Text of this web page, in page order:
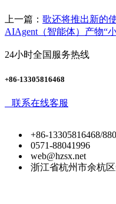
上一篇： 歌还将推出新的
AIAgent（智能体）产物“
24小时全国服务热线
+86-13305816468
联系在线客服
+86-13305816468/
0571-88041996
web@hzsx.net
浙江省杭州市余杭